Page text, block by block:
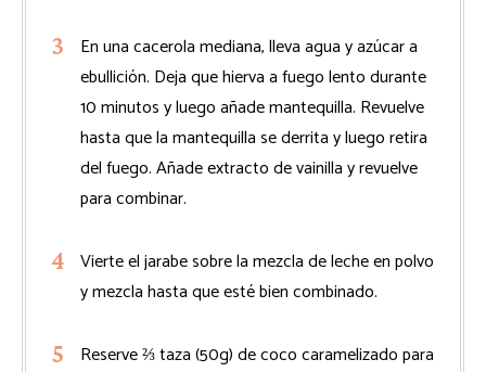
En una cacerola mediana, lleva agua y azúcar a
ebullición. Deja que hierva a fuego lento durante
10 minutos y luego añade mantequilla. Revuelve
hasta que la mantequilla se derrita y luego retira
del fuego. Añade extracto de vainilla y revuelve
para combinar.
Vierte el jarabe sobre la mezcla de leche en polvo
y mezcla hasta que esté bien combinado.
Reserve ⅔ taza (50g) de coco caramelizado para